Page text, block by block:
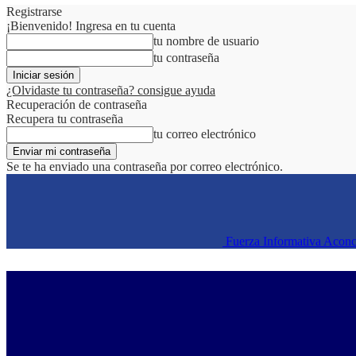
Registrarse
¡Bienvenido! Ingresa en tu cuenta
tu nombre de usuario
tu contraseña
¿Olvidaste tu contraseña? consigue ayuda
Recuperación de contraseña
Recupera tu contraseña
tu correo electrónico
Se te ha enviado una contraseña por correo electrónico.
Fuerza Informativa